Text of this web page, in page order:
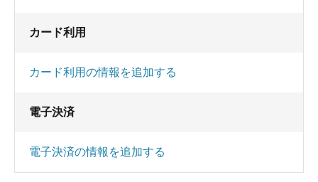
カード利用
カード利用の情報を追加する
電子決済
電子決済の情報を追加する